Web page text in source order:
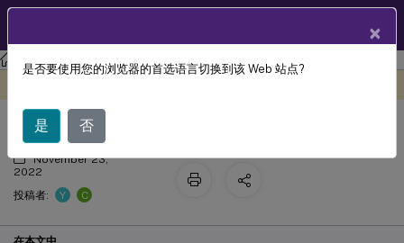
Session Recording Session Recording 2110
搜索录制文件
November 23,
2022
投稿者:
Y C
×
是否要使用您的浏览器的首选语言切换到该 Web 站点?
是 否